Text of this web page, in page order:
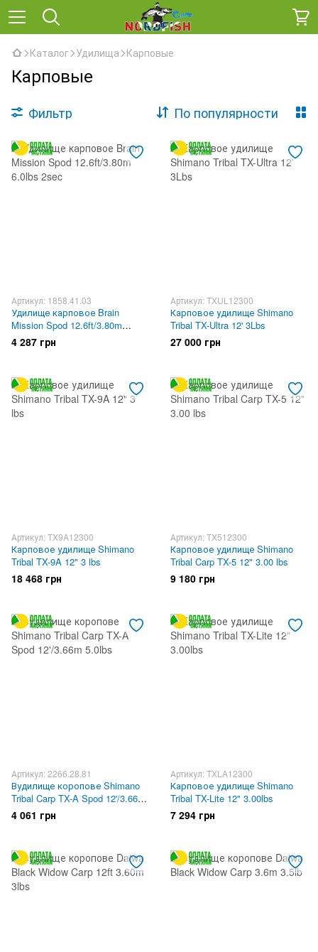
Каталог Удилища Карповые
Карповые
Фильтр По популярности
Артикул: 1858.41.03
Удилище карповое Brain
Mission Spod 12.6ft/3.80m
6.0lbs 2sec
4 287 грн
Артикул: TXUL12300
Карповое удилище Shimano
Tribal TX-Ultra 12' 3Lbs
27 000 грн
Артикул: TX9A12300
Карповое удилище Shimano
Tribal TX-9A 12" 3 lbs
18 468 грн
Артикул: TX512300
Карповое удилище Shimano
Tribal Carp TX-5 12" 3.00 lbs
9 180 грн
Артикул: 2266.28.81
Вудилище коропове Shimano
Tribal Carp TX-A Spod 12'/3.66m
5.0lbs
4 061 грн
Артикул: TXLA12300
Карповое удилище Shimano
Tribal TX-Lite 12" 3.00lbs
7 294 грн